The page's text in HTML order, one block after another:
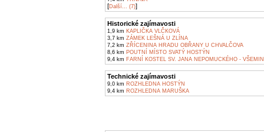
[Další... (7)]
Historické zajímavosti
1,9 km KAPLIČKA VLČKOVÁ
3,7 km ZÁMEK LEŠNÁ U ZLÍNA
7,2 km ZŘÍCENINA HRADU OBŘANY U CHVALČOVA
8,6 km POUTNÍ MÍSTO SVATÝ HOSTÝN
9,4 km FARNÍ KOSTEL SV. JANA NEPOMUCKÉHO -
Technické zajímavosti
9,0 km ROZHLEDNA HOSTÝN
9,4 km ROZHLEDNA MARUŠKA